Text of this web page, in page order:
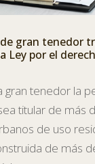
gran tenedor
Ley por el
gran tenedor la
titular de más
de uso
de más